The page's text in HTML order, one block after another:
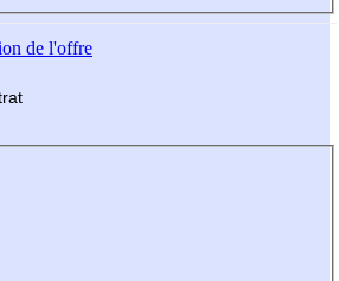
de l'offre